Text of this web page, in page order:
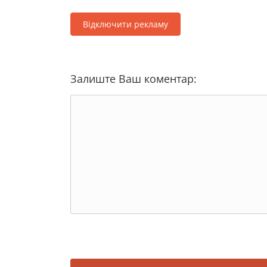
Відключити рекламу
Залиште Ваш коментар: